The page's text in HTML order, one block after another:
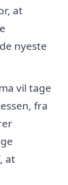
at
nyeste
vil tage
fra
at